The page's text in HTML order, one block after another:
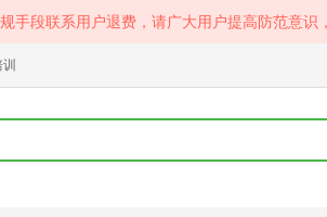
手段联系用户退费，请广大用户提高防范意识